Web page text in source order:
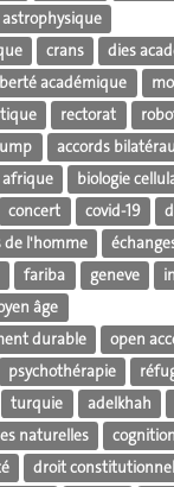
astrophysique
crans dies
académique
rectorat
accords
afrique biologie
concert covid-19
de l'homme
fariba geneve
âge
durable
open
psychothérapie
turquie adelkhah
naturelles cognition
droit constitutionnel